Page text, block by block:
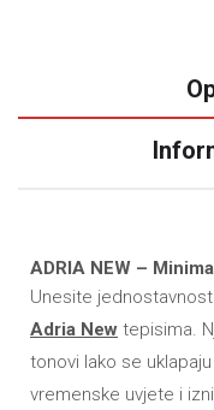
ADRIA NEW –
Unesite
Adria New tepisima.
tonovi lako se
vremenske uvjete i